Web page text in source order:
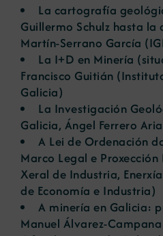
La cartografía
Guillermo Schulz hasta
Martín-Serrano García
La I+D en Minería
Francisco Guitián
Galicia)
La Investigación
Galicia, Ángel Ferrero
A Lei de Ordenación
Marco Legal e Proxección
Xeral de Industria,
de Economía e Industria)
A minería en Galicia:
Manuel Álvarez-